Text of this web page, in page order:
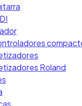
Roland